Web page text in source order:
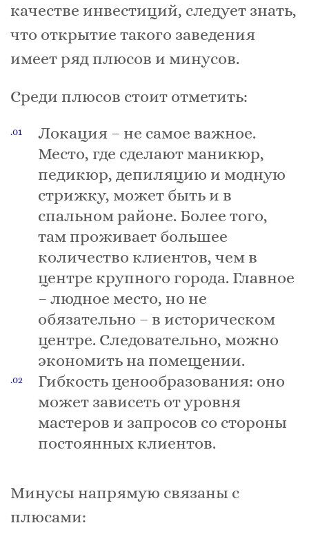
качестве инвестиций, следует знать,
что открытие такого заведения
имеет ряд плюсов и минусов.
Среди плюсов стоит отметить:
Локация – не самое важное.
Место, где сделают маникюр,
педикюр, депиляцию и модную
стрижку, может быть и в
спальном районе. Более того,
там проживает большее
количество клиентов, чем в
центре крупного города. Главное
– людное место, но не
обязательно – в историческом
центре. Следовательно, можно
экономить на помещении.
Гибкость ценообразования: оно
может зависеть от уровня
мастеров и запросов со стороны
постоянных клиентов.
Минусы напрямую связаны с
плюсами: